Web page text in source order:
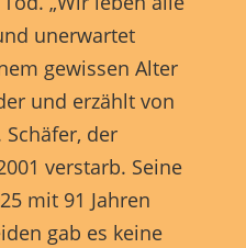
unerwartet
gewissen Alter
und erzählt von
Schäfer, der
verstarb. Seine
mit 91 Jahren
gab es keine